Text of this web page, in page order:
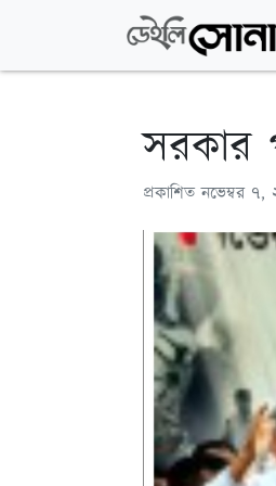
সরকার
প্রকাশিতনভেম্বর ৭,